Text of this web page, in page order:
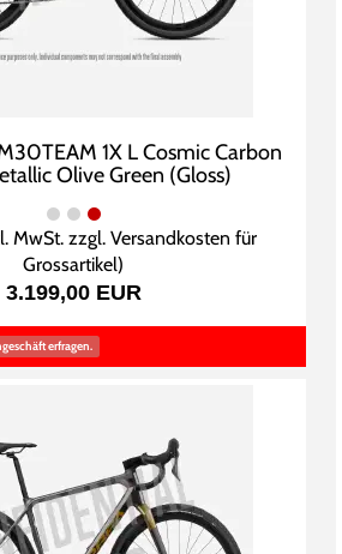
1X L Cosmic Carbon
Olive Green (Gloss)
MwSt. zzgl. Versandkosten für
Grossartikel)
3.199,00 EUR
erfragen.